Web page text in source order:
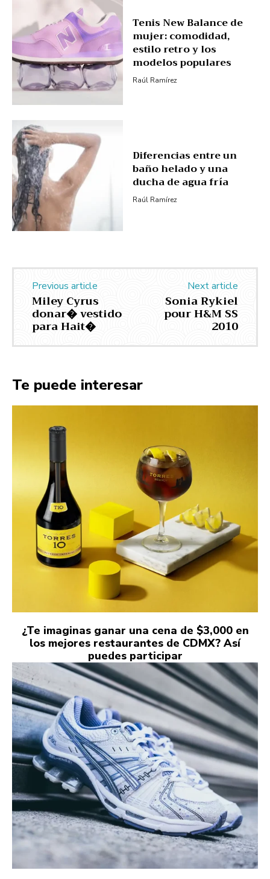
Tenis New Balance de
mujer: comodidad,
estilo retro y los
modelos populares
Raúl Ramírez
Diferencias entre un
baño helado y una
ducha de agua fría
Raúl Ramírez
Previous article
Miley Cyrus
donar� vestido
para Hait�
Next article
Sonia Rykiel
pour H&M SS
2010
Te puede interesar
¿Te imaginas ganar una cena de $3,000 en
los mejores restaurantes de CDMX? Así
puedes participar